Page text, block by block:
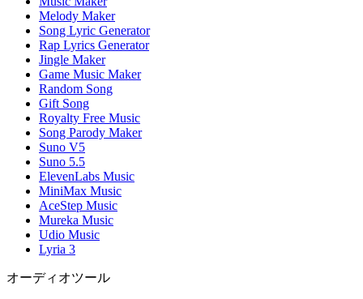
Melody Maker
Song Lyric Generator
Rap Lyrics Generator
Jingle Maker
Game Music Maker
Random Song
Gift Song
Royalty Free Music
Song Parody Maker
Suno V5
Suno 5.5
ElevenLabs Music
MiniMax Music
AceStep Music
Mureka Music
Udio Music
Lyria 3
オーディオツール